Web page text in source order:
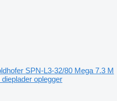
SPN-L3-32/80 Mega 7.3 M
oplegger